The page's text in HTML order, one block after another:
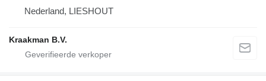
Nederland, LIESHOUT
Kraakman B.V.